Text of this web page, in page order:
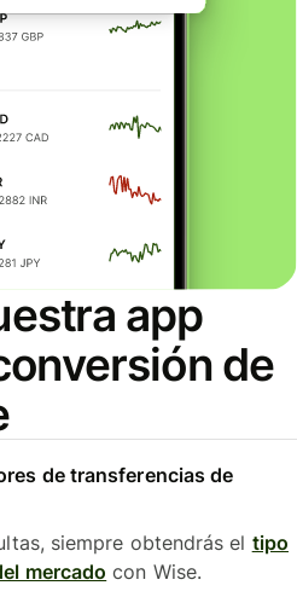
app
de
de transferencias de
siempre obtendrás el tipo
mercado con Wise.